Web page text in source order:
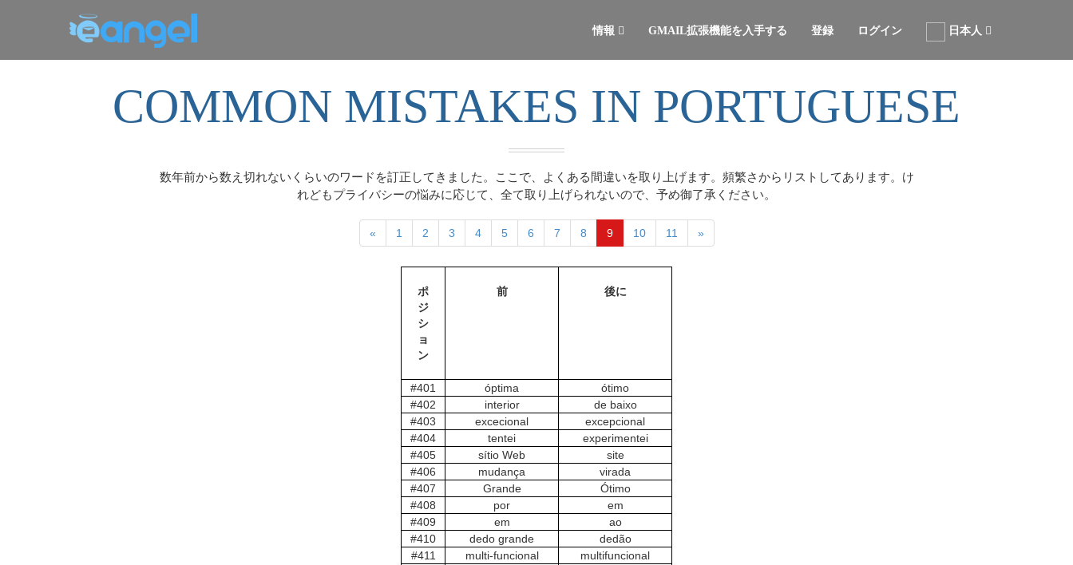
情報 GMAIL拡張機能を入手する 登録 ログイン 日本人
COMMON MISTAKES IN PORTUGUESE
数年前から数え切れないくらいのワードを訂正してきました。ここで、よくある間違いを取り上げます。頻繁さからリストしてあります。け
れどもプライバシーの悩みに応じて、全て取り上げられないので、予め御了承ください。
« 1 2 3 4 5 6 7 8 9 10 11 »
ポ
ジ
シ
ョ
ン
前 後に
#401 óptima
ótimo
#402
interior
de baixo
#403
excecional
excepcional
#404
tentei
experimentei
#405
sítio Web
site
#406
mudança
virada
#407
Grande
Ótimo
#408
por
em
#409
em
ao
#410
dedo grande
dedão
#411
multi-funcional
multifuncional